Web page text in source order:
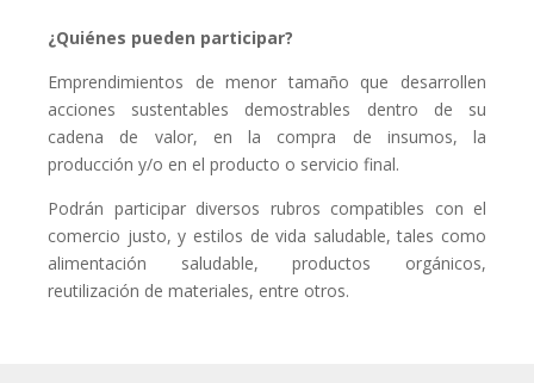
¿Quiénes pueden participar?
Emprendimientos de menor tamaño que desarrollen
acciones sustentables demostrables dentro de su
cadena de valor, en la compra de insumos, la
producción y/o en el producto o servicio final.
Podrán participar diversos rubros compatibles con el
comercio justo, y estilos de vida saludable, tales como
alimentación saludable, productos orgánicos,
reutilización de materiales, entre otros.